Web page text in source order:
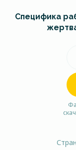
Специфика